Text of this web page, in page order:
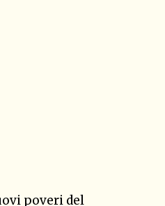
poveri del